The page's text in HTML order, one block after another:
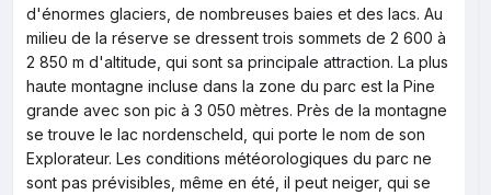
d'énormes glaciers, de nombreuses baies et des lacs. Au
milieu de la réserve se dressent trois sommets de 2 600 à
2 850 m d'altitude, qui sont sa principale attraction. La plus
haute montagne incluse dans la zone du parc est la Pine
grande avec son pic à 3 050 mètres. Près de la montagne
se trouve le lac nordenscheld, qui porte le nom de son
Explorateur. Les conditions météorologiques du parc ne
sont pas prévisibles, même en été, il peut neiger, qui se